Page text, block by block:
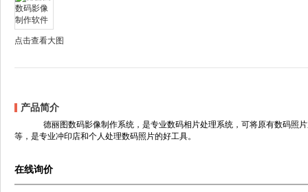
点击查看大图
产品简介
德丽图数码影像制作系统，是专业数码相片处理系统，可将原有数码照片
等，是专业冲印店和个人处理数码照片的好工具。
在线询价